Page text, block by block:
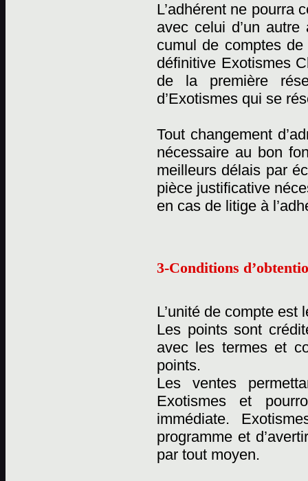
L’adhérent ne pourra
avec celui d’un
cumul de comptes
définitive Exotismes
de la première
d’Exotismes qui se
Tout changement
nécessaire au bon
meilleurs délais par
pièce justificative
en cas de litige à
3-Conditions
L’unité de compte est
Les points sont
avec les termes et
points.
Les ventes
Exotismes et
immédiate.
programme et
par tout moyen.